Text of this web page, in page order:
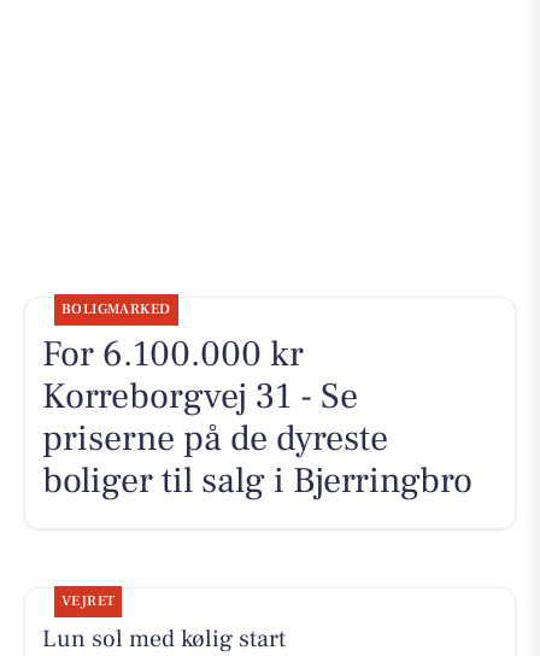
BOLIGMARKED
For 6.100.000 kr
Korreborgvej 31 - Se
priserne på de dyreste
boliger til salg i Bjerringbro
VEJRET
Lun sol med kølig start